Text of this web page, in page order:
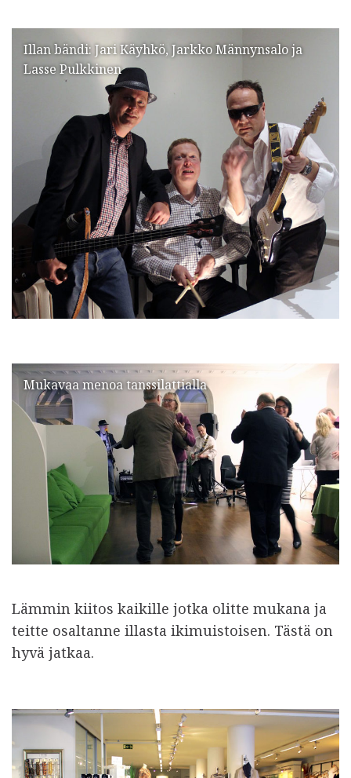
Illan bändi: Jari Käyhkö, Jarkko Männynsalo ja
Lasse Pulkkinen
Mukavaa menoa tanssilattialla
Lämmin kiitos kaikille jotka olitte mukana ja
teitte osaltanne illasta ikimuistoisen. Tästä on
hyvä jatkaa.